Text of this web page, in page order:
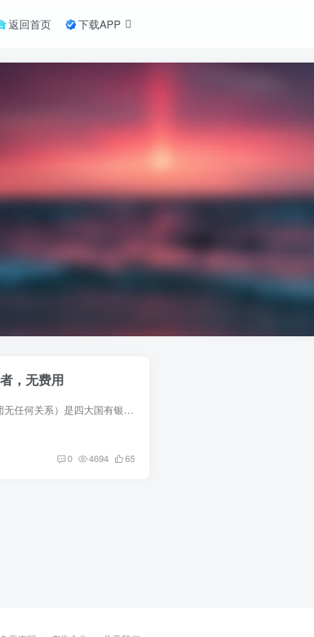
返回首页 下载APP
，无费用
京东数字资产（与京东集团无任何关系）是四大国有银行中农工建总十三家银行背书发行，并出具履约保函和增值保函，保证这个资产会从一毛涨到十块(只涨不跌)6月15 号正式上线银行官网可查 ...
0 4694 65